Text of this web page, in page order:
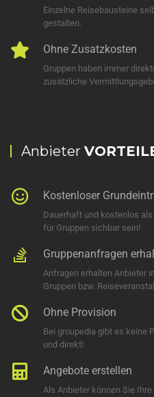
Einzelne Reisebausteine
gestalten.
Ohne Zusatzkosten
Gruppen haben immer
zusätzliche
Anbieter
Kostenloser
Dauerhaft und kostenlos
für Gruppen sichbar sein!
Gruppenanfragen
Anfragen erhalten Anbieter
Gruppen bzw.
Ohne Provision
Bei groupedia gibt es keine
und direkt!
Angebote erstellen
Als Anbieter können Sie